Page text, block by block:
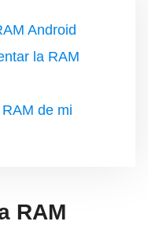
Android
la RAM
de mi
RAM